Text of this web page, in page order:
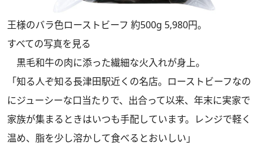
王様のバラ色ローストビーフ 約500g 5,980円。
すべての写真を見る
黒毛和牛の肉に添った繊細な火入れが身上。
「知る人ぞ知る長津田駅近くの名店。ローストビーフなの
にジューシーな口当たりで、出合って以来、年末に実家で
家族が集まるときはいつも手配しています。レンジで軽く
温め、脂を少し溶かして食べるとおいしい」